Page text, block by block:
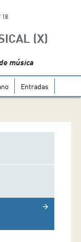
18
(X)
música
Entradas
arrow_forward